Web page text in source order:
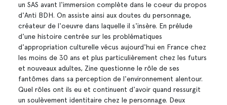
un SAS avant l'immersion complète dans le coeur du propos
d'Anti BDH. On assiste ainsi aux doutes du personnage,
créateur de l'oeuvre dans laquelle il s'insère. En prélude
d'une histoire centrée sur les problématiques
d'appropriation culturelle vécus aujourd'hui en France chez
les moins de 30 ans et plus particulièrement chez les futurs
et nouveaux adultes, Zine questionne le rôle de ses
fantômes dans sa perception de l'environnement alentour.
Quel rôles ont ils eu et continuent d'avoir quand ressurgit
un soulèvement identitaire chez le personnage. Deux